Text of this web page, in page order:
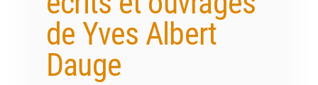
de Yves Albert
Dauge